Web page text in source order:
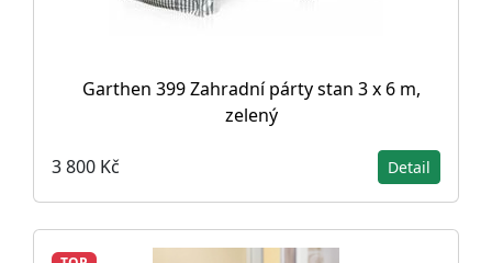
Garthen 399 Zahradní párty stan 3 x 6 m,
zelený
3 800 Kč Detail